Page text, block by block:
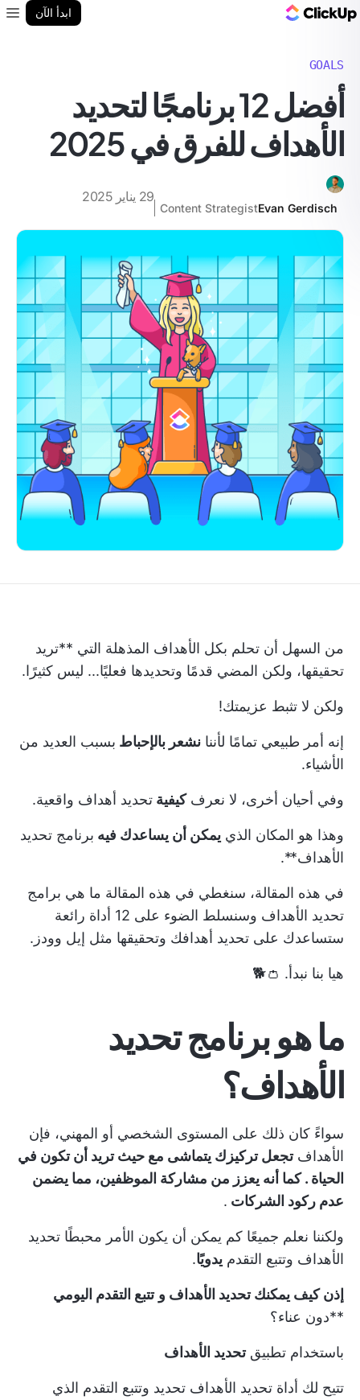
ابدأ الآن
GOALS
أفضل 12 برنامجًا لتحديد
الأهداف للفرق في 2025
Evan Gerdisch
Content Strategist
29 يناير 2025
من السهل أن تحلم بكل الأهداف المذهلة التي **تريد
تحقيقها، ولكن المضي قدمًا وتحديدها فعليًا... ليس كثيرًا.
ولكن لا تثبط عزيمتك!
إنه أمر طبيعي تمامًا لأننا نشعر بالإحباط بسبب العديد من
الأشياء.
وفي أحيان أخرى، لا نعرفكيفية تحديد أهداف واقعية.
وهذا هو المكان الذي يمكن أن يساعدك فيه برنامج تحديد
الأهداف**.
في هذه المقالة، سنغطي في هذه المقالة ما هي برامج
تحديد الأهداف وسنسلط الضوء على 12 أداة رائعة
ستساعدك على تحديد أهدافك وتحقيقها مثل إيل وودز.
هيا بنا نبدأ. 👛🐕
ما هو برنامج تحديد
الأهداف؟
سواءً كان ذلك على المستوى الشخصي أو المهني، فإن
الأهدافتجعل تركيزك يتماشى مع حيث تريد أن تكون في
الحياة . كما أنه يعزز من مشاركة الموظفين، مما يضمن
عدم ركود الشركات .
ولكننا نعلم جميعًا كم يمكن أن يكون الأمر محبطًا تحديد
الأهداف وتتبع التقدم يدويًا.
إذن كيف يمكنك تحديد الأهداف و تتبع التقدم اليومي
**دون عناء؟
باستخدام تطبيقتحديد الأهداف
تتيح لك أداة تحديد الأهداف تحديد وتتبع التقدم الذي